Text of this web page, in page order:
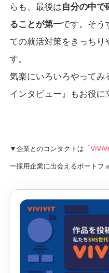
らも、最後は自分の中で
ることが第一です。そう
ての就活対策をきっちり
す。
気楽にいろいろやって
インタビュー』もお役に
▼企業とのコンタクトは「
ー採用企業に出会えるポートフ